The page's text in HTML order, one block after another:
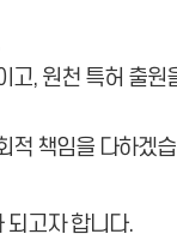
, 원천 특허 출원
적 책임을 다하겠
되고자 합니다.